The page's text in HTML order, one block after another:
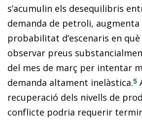
s’acumulin els desequilibris
demanda de petroli,
probabilitat d’escenaris en
observar preus
del mes de març per intentar
demanda altament inelàstica.5
recuperació dels nivells de
conflicte podria requerir